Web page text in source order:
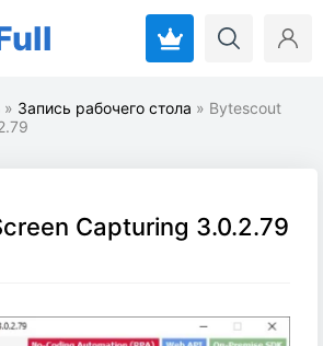
» Запись рабочего стола » Bytescout
Capturing 3.0.2.79